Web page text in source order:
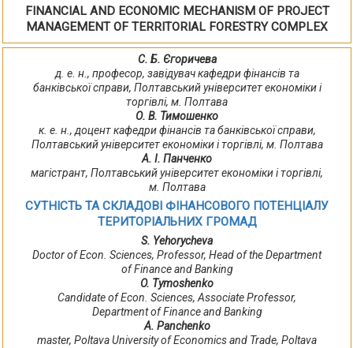
FINANCIAL AND ECONOMIC MECHANISM OF PROJECT
MANAGEMENT OF TERRITORIAL FORESTRY COMPLEX
С. Б. Єгоричева
д. е. н., професор, завідувач кафедри фінансів та
банківської справи, Полтавський університет економіки і
торгівлі, м. Полтава
О. В. Тимошенко
к. е. н., доцент кафедри фінансів та банківської справи,
Полтавський університет економіки і торгівлі, м. Полтава
А. І. Панченко
магістрант, Полтавський університет економіки і торгівлі,
м. Полтава
СУТНІСТЬ ТА СКЛАДОВІ ФІНАНСОВОГО ПОТЕНЦІАЛУ
ТЕРИТОРІАЛЬНИХ ГРОМАД
S. Yehorycheva
Doctor of Econ. Sciences, Professor, Head of the Department
of Finance and Banking
O. Tymoshenko
Candidate of Econ. Sciences, Associate Professor,
Department of Finance and Banking
A. Panchenko
master, Poltava University of Economics and Trade, Poltava